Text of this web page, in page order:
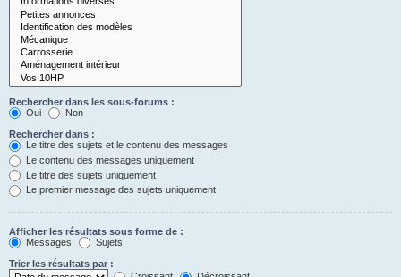
Rechercher dans les sous-forums :
Oui
Non
Rechercher dans :
Le titre des sujets et le contenu des messages
Le contenu des messages uniquement
Le titre des sujets uniquement
Le premier message des sujets uniquement
Afficher les résultats sous forme de :
Messages
Sujets
Trier les résultats par :